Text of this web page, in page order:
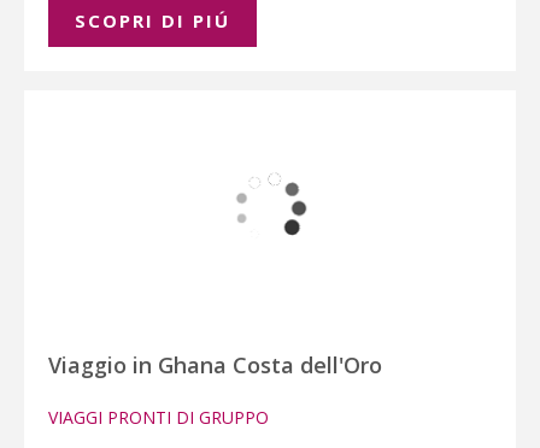
SCOPRI DI PIÚ
Viaggio in Ghana Costa dell'Oro
VIAGGI PRONTI DI GRUPPO